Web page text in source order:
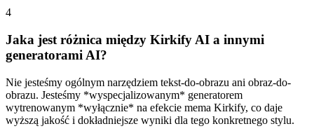
4
Jaka jest różnica między Kirkify AI a innymi
generatorami AI?
Nie jesteśmy ogólnym narzędziem tekst-do-obrazu ani obraz-do-
obrazu. Jesteśmy *wyspecjalizowanym* generatorem
wytrenowanym *wyłącznie* na efekcie mema Kirkify, co daje
wyższą jakość i dokładniejsze wyniki dla tego konkretnego stylu.